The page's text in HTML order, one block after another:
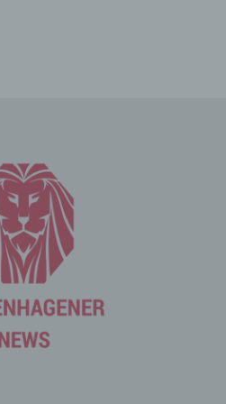
Verantwortlichen übermittelt
beispielsweise
der die
ebenfalls ausschließlich für
die dem für die Verarbeitung
ist, nutzt.
auf der Internetseite des für die
wird ferner die vom
Datum sowie die Uhrzeit der